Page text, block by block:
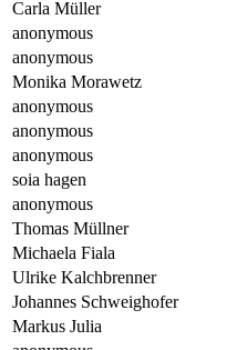
Carla Müller
anonymous
anonymous
Monika Morawetz
anonymous
anonymous
anonymous
soia hagen
anonymous
Thomas Müllner
Michaela Fiala
Ulrike Kalchbrenner
Johannes Schweighofer
Markus Julia